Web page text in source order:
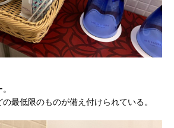
最低限のものが備え付けられている。